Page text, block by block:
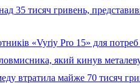
35 тисяч гривень,
«Vyriy Pro 15» для потреб
який кинув
втратила майже 70 тисяч